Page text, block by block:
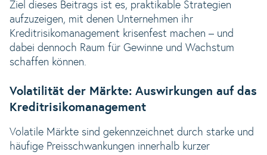
Ziel dieses Beitrags ist es, praktikable Strategien
aufzuzeigen, mit denen Unternehmen ihr
Kreditrisikomanagement krisenfest machen – und
dabei dennoch Raum für Gewinne und Wachstum
schaffen können.
Volatilität der Märkte: Auswirkungen auf das
Kreditrisikomanagement
Volatile Märkte sind gekennzeichnet durch starke und
häufige Preisschwankungen innerhalb kurzer